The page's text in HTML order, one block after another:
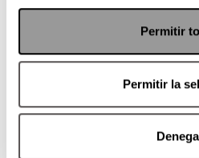
Permitir
Permitir la